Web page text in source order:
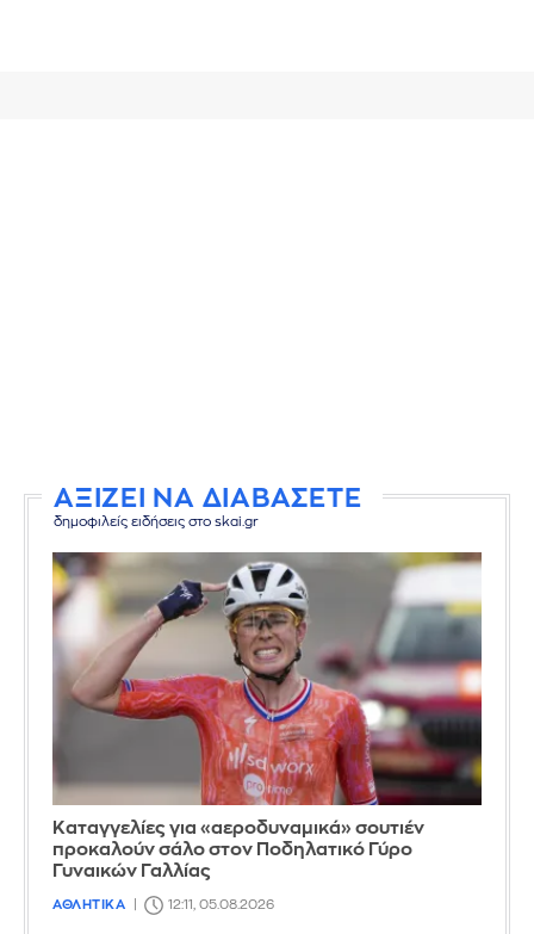
ΑΞΙΖΕΙ ΝΑ ΔΙΑΒΑΣΕΤΕ
δημοφιλείς ειδήσεις στο skai.gr
Καταγγελίες για «αεροδυναμικά» σουτιέν
προκαλούν σάλο στον Ποδηλατικό Γύρο
Γυναικών Γαλλίας
ΑΘΛΗΤΙΚΑ 12:11, 05.08.2026